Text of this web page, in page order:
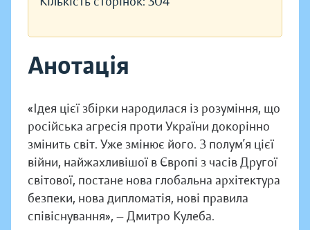
Анотація
«Ідея цієї збірки народилася із розуміння, що
російська агресія проти України докорінно
змінить світ. Уже змінює його. З полум’я цієї
війни, найжахливішої в Європі з часів Другої
світової, постане нова глобальна архітектура
безпеки, нова дипломатія, нові правила
співіснування», — Дмитро Кулеба.